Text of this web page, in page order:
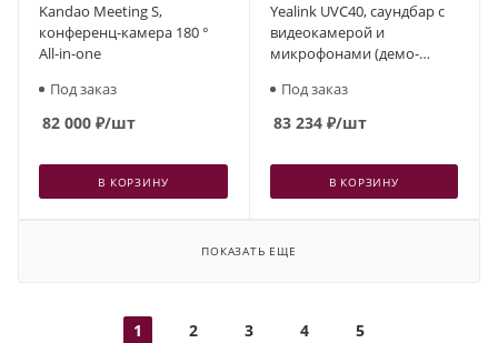
Kandao Meeting S,
конференц-камера 180 °
All-in-one
Под заказ
82 000 ₽/шт
В КОРЗИНУ
Yealink UVC40, cаундбар с
видеокамерой и
микрофонами (демо-
Под заказ
83 234₽/шт
В КОРЗИНУ
ПОКАЗАТЬ ЕЩЕ
1 2 3 4 5